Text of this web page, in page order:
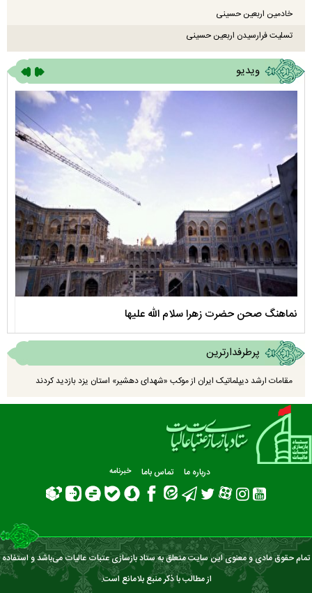
خادمین اربعین حسینی
تسلیت فرارسیدن اربعین حسینی
ویدیو
نماهنگ صحن حضرت زهرا سلام الله علیها
پرطرفدارترین
مقامات ارشد دیپلماتیک ایران از موکب «شهدای دهشیر» استان یزد بازدید کردند
درباره ما تماس باما خبرنامه
تمام حقوق مادی و معنوی این سایت متعلق به ستاد بازسازی عتبات عالیات می‌باشد و استفاده
از مطالب با ذکر منبع بلامانع است.